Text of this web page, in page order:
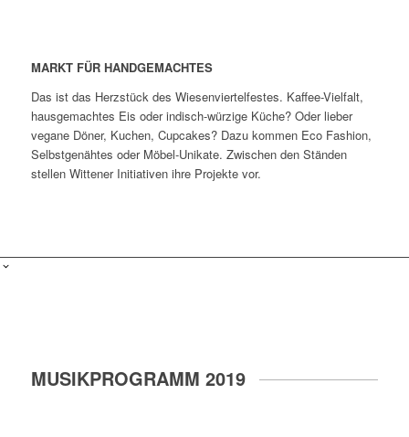
MARKT FÜR HANDGEMACHTES
Das ist das Herzstück des Wiesenviertelfestes. Kaffee-Vielfalt,
hausgemachtes Eis oder indisch-würzige Küche? Oder lieber
vegane Döner, Kuchen, Cupcakes? Dazu kommen Eco Fashion,
Selbstgenähtes oder Möbel-Unikate. Zwischen den Ständen
stellen Wittener Initiativen ihre Projekte vor.
MUSIKPROGRAMM 2019